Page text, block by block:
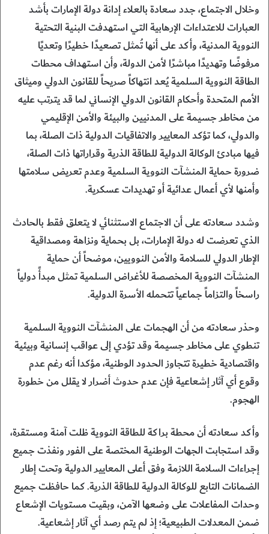
وخلال الاجتماع، جدد سعادة بالعلاء إدانة دولة الإمارات بأشد
العبارات للاعتداءات الإرهابية التي استهدفت البنية التحتية
النووية المدنية، وأكد على أنها تُمثل تصعيدًا خطيرًا وتعديًا
مرفوضًا وتهديدًا مباشرًا لأمن الدولة، وأن استهداف محطات
الطاقة النووية السلمية يُعد انتهاكاً صريحاً للقانون الدولي وميثاق
الأمم المتحدة وأحكام القانون الدولي الإنساني لما قد يترتب عليه
من مخاطر جسيمة على المدنيين والبيئة والأمن الإقليمي
والدولي، كما تؤكد المعايير والاتفاقيات الدولية ذات الصلة، بما
فيها مبادئ الوكالة الدولية للطاقة الذرية وقراراتها ذات الصلة،
ضرورة حماية المنشآت النووية السلمية وعدم تعريض سلامتها
وأمنها لأي أعمال عدائية أو تهديدات عسكرية.
وشدد سعادته على أن الاجتماع الاستثنائي لا يتعلق فقط بالحادث
الذي تعرضت له دولة الإمارات، بل بحماية ونزاهة ومصداقية
الإطار الدولي للسلامة والأمن النوويين، موضحاً أن حماية
المنشآت النووية المخصصة للأغراض السلمية تمثل مبدأً دولياً
راسخاً والتزاماً جماعياً تتحمله الأسرة الدولية.
وحذر سعادته من أن الهجمات على المنشآت النووية السلمية
تنطوي على مخاطر جسيمة وقد تؤدي إلى عواقب إنسانية وبيئية
واقتصادية خطيرة تتجاوز الحدود الوطنية، مؤكدا أنه رغم عدم
وقوع أي آثار إشعاعية فإن عدم حدوث أضرار لا يقلل من خطورة
الهجوم.
وأكد سعادته أن محطة براكة للطاقة النووية ظلت آمنة ومستقرة،
وقد استجابت الجهات الوطنية المختصة على الفور ونفذت جميع
إجراءات السلامة اللازمة وفق أعلى المعايير الدولية وتحت إطار
الضمانات التابع للوكالة الدولية للطاقة الذرية. كما حافظت جميع
وحدات المفاعلات على وضعها الآمن، وبقيت مستويات الإشعاع
ضمن المعدلات الطبيعية؛ إذ لم يتم رصد أي آثار إشعاعية.